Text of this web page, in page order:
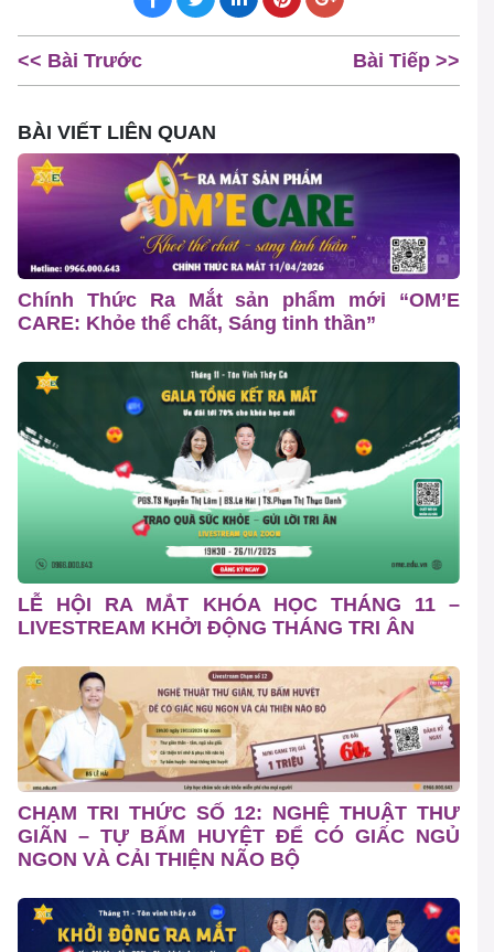
<< Bài Trước Bài Tiếp >>
BÀI VIẾT LIÊN QUAN
Chính Thức Ra Mắt sản phẩm mới “OM’E
CARE: Khỏe thể chất, Sáng tinh thần”
LỄ HỘI RA MẮT KHÓA HỌC THÁNG 11 –
LIVESTREAM KHỞI ĐỘNG THÁNG TRI ÂN
CHẠM TRI THỨC SỐ 12: NGHỆ THUẬT THƯ
GIÃN – TỰ BẤM HUYỆT ĐỂ CÓ GIẤC NGỦ
NGON VÀ CẢI THIỆN NÃO BỘ